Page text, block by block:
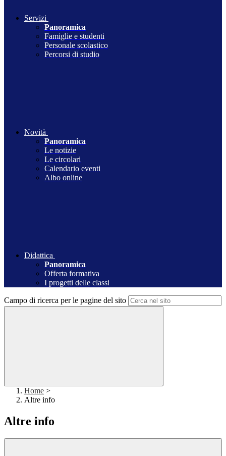
Servizi
Panoramica
Famiglie e studenti
Personale scolastico
Percorsi di studio
Novità
Panoramica
Le notizie
Le circolari
Calendario eventi
Albo online
Didattica
Panoramica
Offerta formativa
I progetti delle classi
Campo di ricerca per le pagine del sito
Home >
Altre info
Altre info